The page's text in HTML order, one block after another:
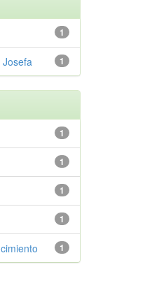
1
1
1
1
1
1
1